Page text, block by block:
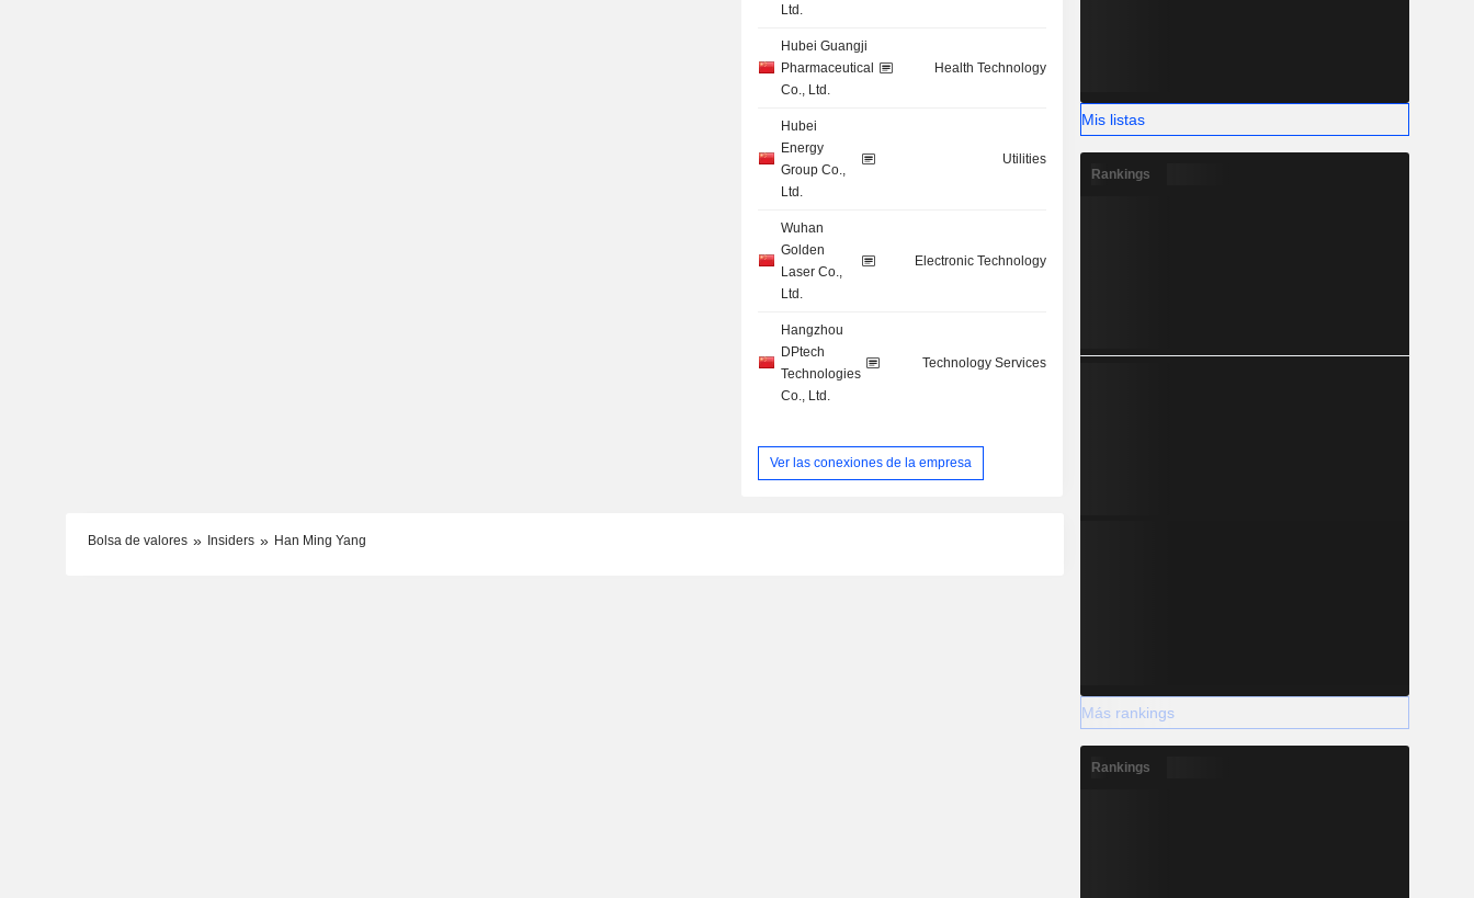
Ltd.
Hubei Guangji
Pharmaceutical
Co., Ltd.
Health Technology
Hubei
Energy
Group Co.,
Ltd.
Utilities
Wuhan
Golden
Laser Co.,
Ltd.
Electronic Technology
Hangzhou
DPtech
Technologies
Co., Ltd.
Technology Services
Ver las conexiones de la empresa
Bolsa de valores Insiders Han Ming Yang
Mis listas
Rankings
Más rankings
Rankings